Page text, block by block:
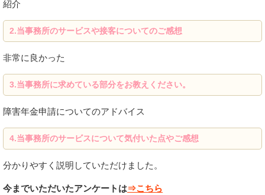
紹介
2.当事務所のサービスや接客についてのご感想
非常に良かった
3.当事務所に求めている部分をお教えください。
障害年金申請についてのアドバイス
4.当事務所のサービスについて気付いた点やご感想
分かりやすく説明していただけました。
今までいただいたアンケートは⇒こちら